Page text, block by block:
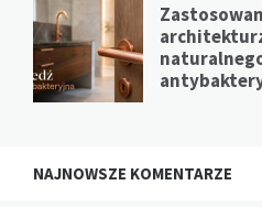
NAJNOWSZE KOMENTARZE